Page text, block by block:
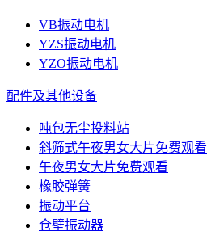
VB振动电机
YZS振动电机
YZO振动电机
配件及其他设备
吨包无尘投料站
斜筛式午夜男女大片免费观看
午夜男女大片免费观看
橡胶弹簧
振动平台
仓壁振动器